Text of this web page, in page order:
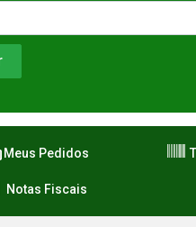
Meus Pedidos
Notas Fiscais